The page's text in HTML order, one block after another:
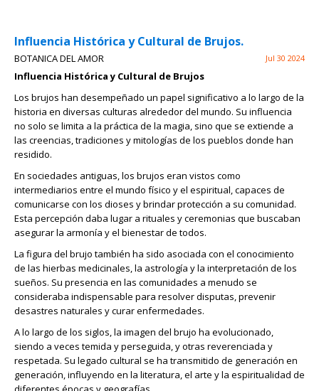
Influencia Histórica y Cultural de Brujos.
BOTANICA DEL AMOR Jul 30 2024
Influencia Histórica y Cultural de Brujos
Los brujos han desempeñado un papel significativo a lo largo de la
historia en diversas culturas alrededor del mundo. Su influencia
no solo se limita a la práctica de la magia, sino que se extiende a
las creencias, tradiciones y mitologías de los pueblos donde han
residido.
En sociedades antiguas, los brujos eran vistos como
intermediarios entre el mundo físico y el espiritual, capaces de
comunicarse con los dioses y brindar protección a su comunidad.
Esta percepción daba lugar a rituales y ceremonias que buscaban
asegurar la armonía y el bienestar de todos.
La figura del brujo también ha sido asociada con el conocimiento
de las hierbas medicinales, la astrología y la interpretación de los
sueños. Su presencia en las comunidades a menudo se
consideraba indispensable para resolver disputas, prevenir
desastres naturales y curar enfermedades.
A lo largo de los siglos, la imagen del brujo ha evolucionado,
siendo a veces temida y perseguida, y otras reverenciada y
respetada. Su legado cultural se ha transmitido de generación en
generación, influyendo en la literatura, el arte y la espiritualidad de